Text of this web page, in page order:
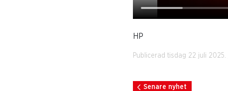
HP
Publicerad tisdag 22 juli 2025.
Senare nyhet